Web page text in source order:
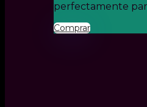
perfectamente
Comprar